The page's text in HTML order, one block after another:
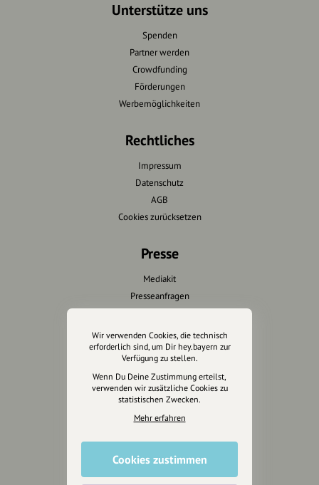
Unterstütze uns
Spenden
Partner werden
Crowdfunding
Förderungen
Werbemöglichkeiten
Rechtliches
Impressum
Datenschutz
AGB
Cookies zurücksetzen
Presse
Mediakit
Presseanfragen
Wir unterstützen Euch
Fotografie & mehr
Marketing
Anakin Design
Wir verwenden Cookies, die technisch
erforderlich sind, um Dir hey.bayern zur
Verfügung zu stellen.
Wenn Du Deine Zustimmung erteilst,
verwenden wir zusätzliche Cookies zu
statistischen Zwecken.
Mehr erfahren
Cookies zustimmen